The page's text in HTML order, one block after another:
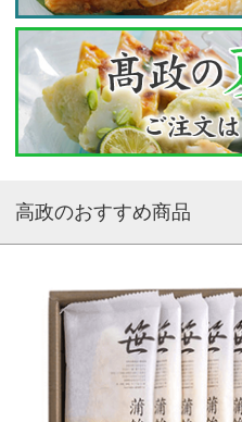
高政のおすすめ商品